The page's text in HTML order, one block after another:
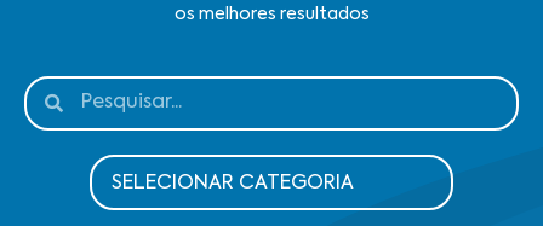
os melhores resultados